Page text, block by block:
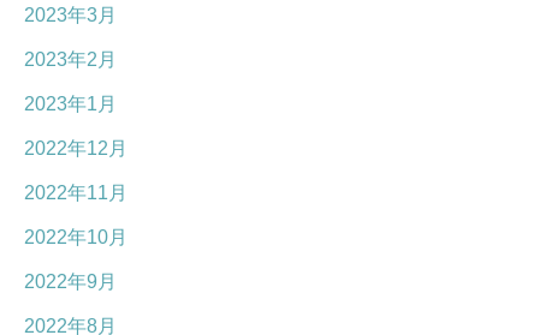
2023年3月
2023年2月
2023年1月
2022年12月
2022年11月
2022年10月
2022年9月
2022年8月